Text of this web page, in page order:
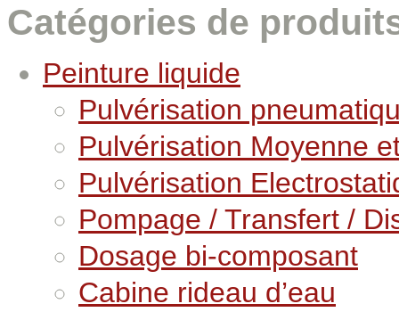
Catégories de
Peinture liquide
Pulvérisation
Pulvérisation Moyenne
Pulvérisation
Pompage / Transfert /
Dosage bi-composant
Cabine rideau d’eau